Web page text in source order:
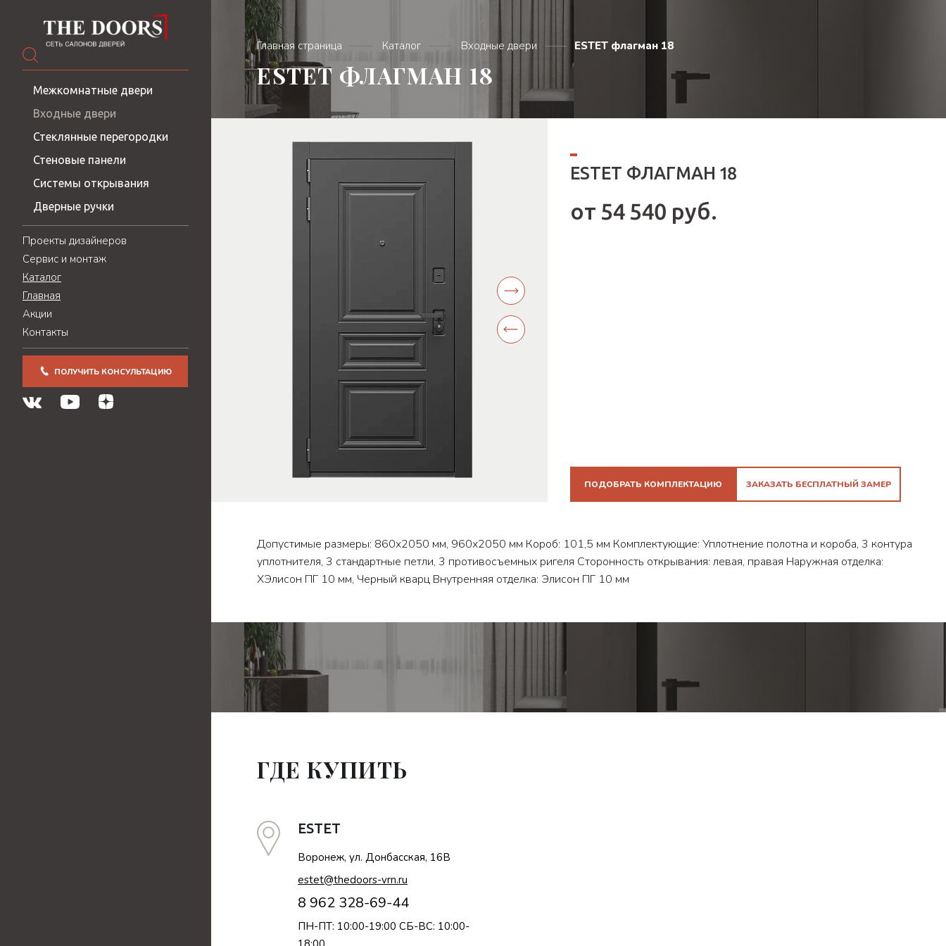
Межкомнатные двери
Входные двери
Стеклянные перегородки
Стеновые панели
Системы открывания
Дверные ручки
Проекты дизайнеров
Сервис и монтаж
Каталог
Главная
Акции
Контакты
ПОЛУЧИТЬ КОНСУЛЬТАЦИЮ
Главная страница Каталог Входные двери ESTET флагман 18
ESTET ФЛАГМАН 18
ESTET ФЛАГМАН 18
от 54 540 руб.
ПОДОБРАТЬ КОМПЛЕКТАЦИЮ ЗАКАЗАТЬ БЕСПЛАТНЫЙ ЗАМЕР
Допустимые размеры: 860x2050 мм, 960х2050 мм Короб: 101,5 мм Комплектующие: Уплотнение полотна и короба, 3 контура
уплотнителя, 3 стандартные петли, 3 противосъемных ригеля Сторонность открывания: левая, правая Наружная отделка:
XЭлисон ПГ 10 мм, Черный кварц Внутренняя отделка: Элисон ПГ 10 мм
ГДЕ КУПИТЬ
ESTET
Воронеж, ул. Донбасская, 16В
estet@thedoors-vrn.ru
8 962 328-69-44
ПН-ПТ: 10:00-19:00 СБ-ВС: 10:00-